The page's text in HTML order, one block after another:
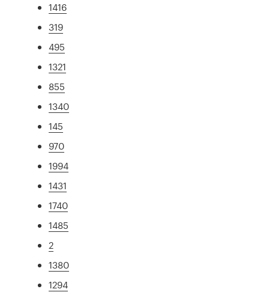
1416
319
495
1321
855
1340
145
970
1994
1431
1740
1485
2
1380
1294